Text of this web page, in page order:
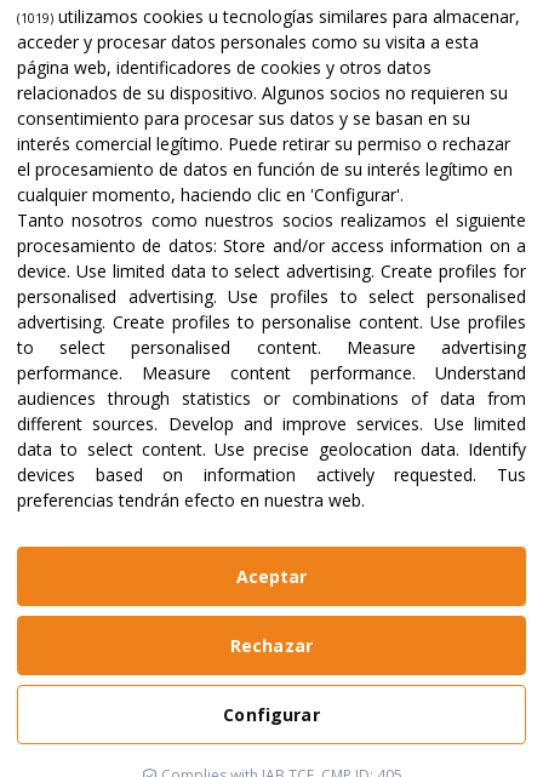
Certifications and accreditations
Legal notice
Website made byBikuma
(1019) utilizamos cookies u tecnologías similares para almacenar,
acceder y procesar datos personales como su visita a esta
página web, identificadores de cookies y otros datos
relacionados de su dispositivo. Algunos socios no requieren su
consentimiento para procesar sus datos y se basan en su
interés comercial legítimo. Puede retirar su permiso o rechazar
el procesamiento de datos en función de su interés legítimo en
cualquier momento, haciendo clic en 'Configurar'.
Tanto nosotros como nuestros socios realizamos el siguiente
procesamiento de datos:Store and/or access information on a
device. Use limited data to select advertising.Create profiles for
personalised advertising.Use profiles to select personalised
advertising. Create profiles to personalise content. Use profiles
to select personalised content. Measure advertising
performance. Measure content performance. Understand
audiences through statistics or combinations of data from
different sources. Develop and improve services. Use limited
data to select content. Use precise geolocation data. Identify
devices based on information actively requested. Tus
preferencias tendrán efecto en nuestra web.
Configurar
Rechazar
Aceptar
Aviso Legal
Política de Privacidad y Cookies